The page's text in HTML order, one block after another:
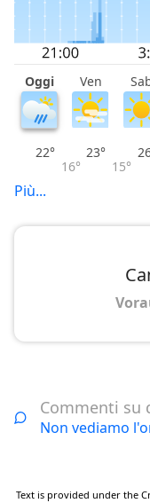
Oggi Ven
22°
16°
23°
15°
Più...
Commenti su
Non vediamo
Text is provided under the